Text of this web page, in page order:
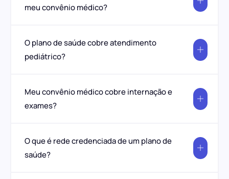
meu convênio médico?
O plano de saúde cobre atendimento
pediátrico?
Meu convênio médico cobre internação e
exames?
O que é rede credenciada de um plano de
saúde?